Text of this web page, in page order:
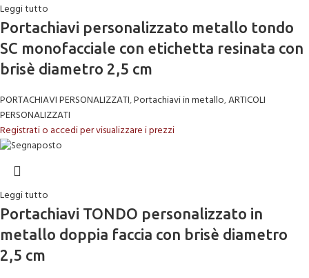
Leggi tutto
Portachiavi personalizzato metallo tondo
SC monofacciale con etichetta resinata con
brisè diametro 2,5 cm
PORTACHIAVI PERSONALIZZATI,Portachiavi in metallo,ARTICOLI
PERSONALIZZATI
Registrati o accedi per visualizzare i prezzi
Leggi tutto
Portachiavi TONDO personalizzato in
metallo doppia faccia con brisè diametro
2,5 cm